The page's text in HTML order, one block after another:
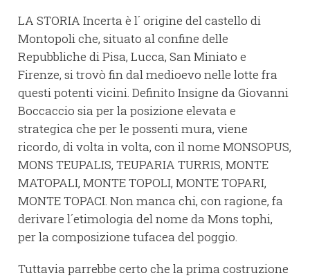
LA STORIA Incerta è l´ origine del castello di
Montopoli che, situato al confine delle
Repubbliche di Pisa, Lucca, San Miniato e
Firenze, si trovò fin dal medioevo nelle lotte fra
questi potenti vicini. Definito Insigne da Giovanni
Boccaccio sia per la posizione elevata e
strategica che per le possenti mura, viene
ricordo, di volta in volta, con il nome MONSOPUS,
MONS TEUPALIS, TEUPARIA TURRIS, MONTE
MATOPALI, MONTE TOPOLI, MONTE TOPARI,
MONTE TOPACI. Non manca chi, con ragione, fa
derivare l´etimologia del nome da Mons tophi,
per la composizione tufacea del poggio.
Tuttavia parrebbe certo che la prima costruzione